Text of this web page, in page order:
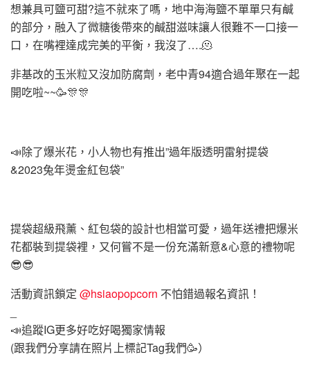
想兼具可鹽可甜?這不就來了嗎，地中海海鹽不單單只有鹹
的部分，融入了微糖後帶來的鹹甜滋味讓人很難不一口接一
口，在嘴裡達成完美的平衡，我沒了….🫠
非基改的玉米粒又沒加防腐劑，老中青94適合過年聚在一起
開吃啦~~🥳🎊🎊
📣除了爆米花，小人物也有推出”過年版透明雷射提袋
&2023兔年燙金紅包袋”
提袋超級飛薰、紅包袋的設計也相當可愛，過年送禮把爆米
花都裝到提袋裡，又何嘗不是一份充滿新意&心意的禮物呢
😎😎
活動資訊鎖定 @hsiaopopcorn 不怕錯過報名資訊！
📣追蹤IG更多好吃好喝獨家情報
(跟我們分享請在照片上標記Tag我們🥳）